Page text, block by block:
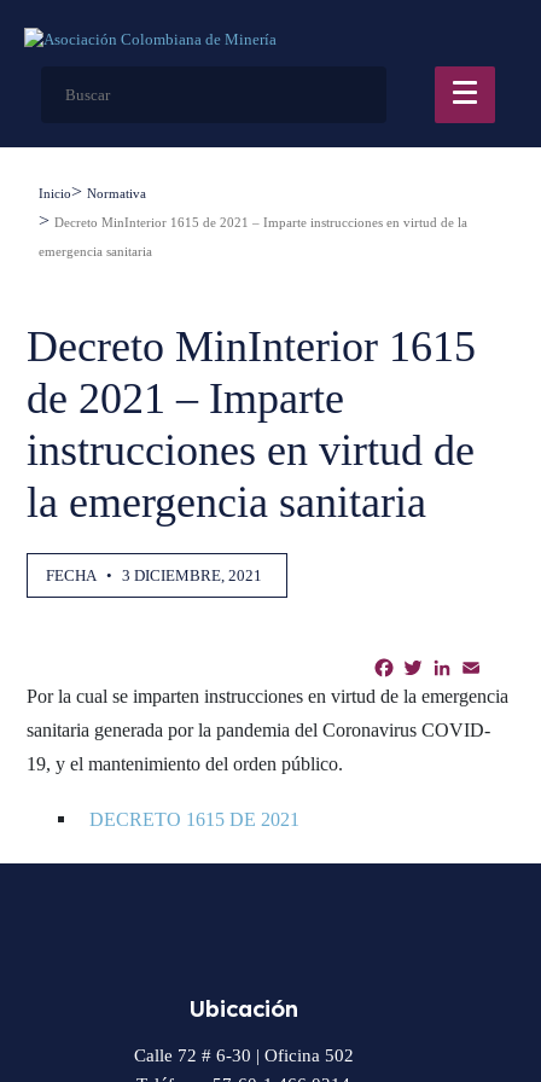
Inicio
Normativa
Decreto MinInterior 1615 de 2021 – Imparte instrucciones en virtud de la
emergencia sanitaria
Decreto MinInterior 1615
de 2021 – Imparte
instrucciones en virtud de
la emergencia sanitaria
FECHA • 3 DICIEMBRE, 2021
FacebookTwitterLinkedIn
Por la cual se imparten instrucciones en virtud de la emergencia
sanitaria generada por la pandemia del Coronavirus COVID-
19, y el mantenimiento del orden público.
DECRETO 1615 DE 2021
Ubicación
Calle 72 # 6-30 | Oficina 502